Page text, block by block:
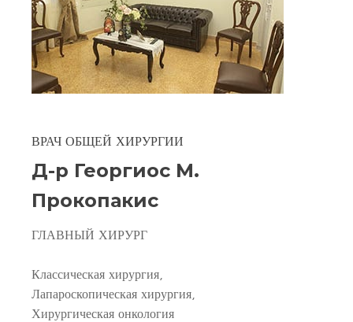
ВРАЧ ОБЩЕЙ ХИРУРГИИ
Д-р Георгиос М.
Прокопакис
ГЛАВНЫЙ ХИРУРГ
Классическая хирургия,
Лапароскопическая хирургия,
Хирургическая онкология